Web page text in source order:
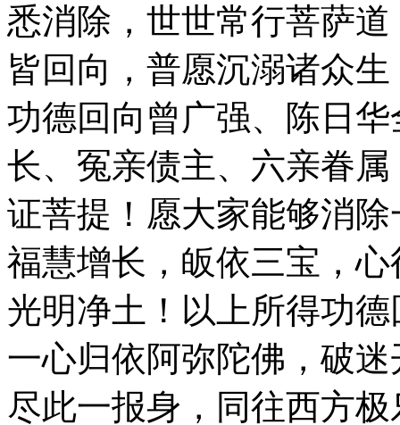
悉消除，世世常行菩萨
皆回向，普愿沉溺诸众
功德回向曾广强、陈日
长、冤亲债主、六亲眷
证菩提！愿大家能够消
福慧增长，皈依三宝，
光明净土！以上所得功
一心归依阿弥陀佛，破
尽此一报身，同往西方